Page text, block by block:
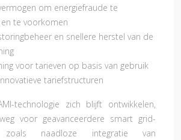
om energiefraude te
te voorkomen
en snellere herstel van de
voor tarieven op basis van gebruik
tariefstructuren
technologie zich blijft ontwikkelen,
voor geavanceerdere smart grid-
zoals naadloze integratie van